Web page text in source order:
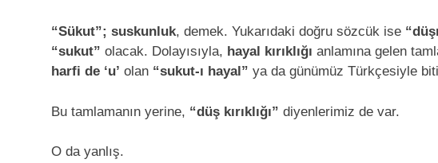
“Sükut”; suskunluk, demek. Yukarıdaki doğru sözcük ise
“sukut” olacak. Dolayısıyla, hayal kırıklığı anlamına gelen
harfi de ‘u’ olan “sukut-ı hayal” ya da günümüz Türkçesiyle
Bu tamlamanın yerine, “düş kırıklığı” diyenlerimiz de var.
O da yanlış.